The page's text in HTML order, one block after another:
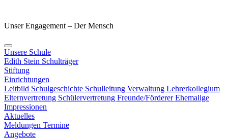
Unser Engagement – Der Mensch
Unsere Schule
Edith Stein Schulträger
Stiftung
Einrichtungen
Leitbild Schulgeschichte Schulleitung Verwaltung Lehrerkollegium
Elternvertretung Schülervertretung Freunde/FördererEhemalige
Impressionen
Aktuelles
Meldungen Termine
Angebote